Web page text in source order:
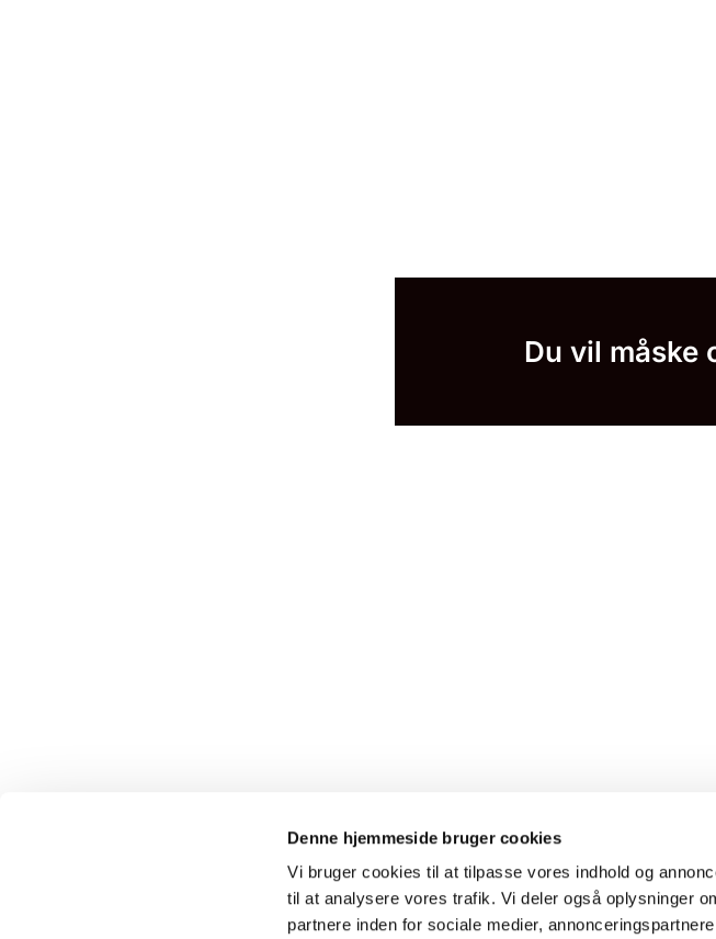
Denne hjemmeside bruger cookies
Vi bruger cookies til at tilpasse vores indhold og
til at analysere vores trafik. Vi deler også oplysninger
partnere inden for sociale medier,
Du vil måske